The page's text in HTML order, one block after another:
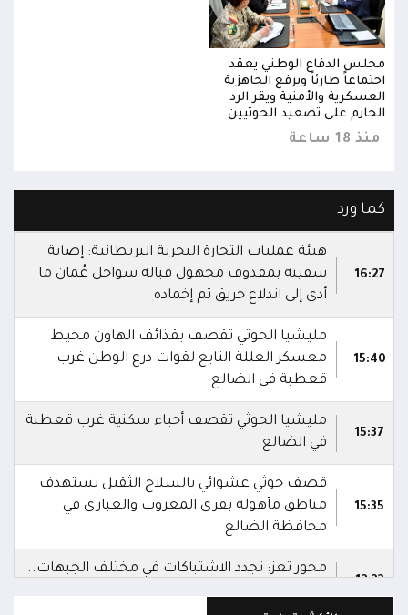
مجلس الدفاع الوطني يعقد
اجتماعاً طارئاً ويرفع الجاهزية
العسكرية والأمنية ويقر الرد
الحازم على تصعيد الحوثيين
منذ 18 ساعة
كما ورد
16:27
هيئة عمليات التجارة البحرية البريطانية: إصابة
سفينة بمقذوف مجهول قبالة سواحل عُمان ما
أدى إلى اندلاع حريق تم إخماده
15:40
مليشيا الحوثي تقصف بقذائف الهاون محيط
معسكر العللة التابع لقوات درع الوطن غرب
قعطبة في الضالع
15:37
مليشيا الحوثي تقصف أحياء سكنية غرب قعطبة
في الضالع
15:35
قصف حوثي عشوائي بالسلاح الثقيل يستهدف
مناطق مآهولة بقرى المعزوب والعبارى في
محافظة الضالع
12:22
محور تعز: تجدد الاشتباكات في مختلف الجبهات..